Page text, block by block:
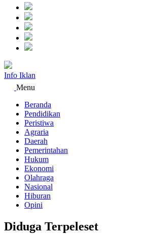
Info Iklan
Menu
Beranda
Pendidikan
Peristiwa
Agraria
Daerah
Pemerintahan
Hukum
Ekonomi
Olahraga
Nasional
Hiburan
Opini
Diduga Terpeleset